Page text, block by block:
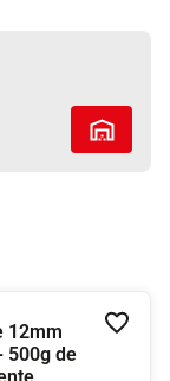
Tous les
12mm
500g de